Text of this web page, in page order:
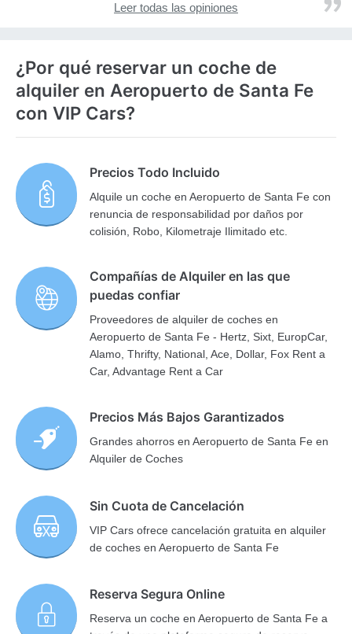
Leer todas las opiniones
¿Por qué reservar un coche de
alquiler en Aeropuerto de Santa Fe
con VIP Cars?
Precios Todo Incluido
Alquile un coche en Aeropuerto de Santa Fe con
renuncia de responsabilidad por daños por
colisión, Robo, Kilometraje Ilimitado etc.
Compañías de Alquiler en las que
puedas confiar
Proveedores de alquiler de coches en
Aeropuerto de Santa Fe - Hertz, Sixt, EuropCar,
Alamo, Thrifty, National, Ace, Dollar, Fox Rent a
Car, Advantage Rent a Car
Precios Más Bajos Garantizados
Grandes ahorros en Aeropuerto de Santa Fe en
Alquiler de Coches
Sin Cuota de Cancelación
VIP Cars ofrece cancelación gratuita en alquiler
de coches en Aeropuerto de Santa Fe
Reserva Segura Online
Reserva un coche en Aeropuerto de Santa Fe a